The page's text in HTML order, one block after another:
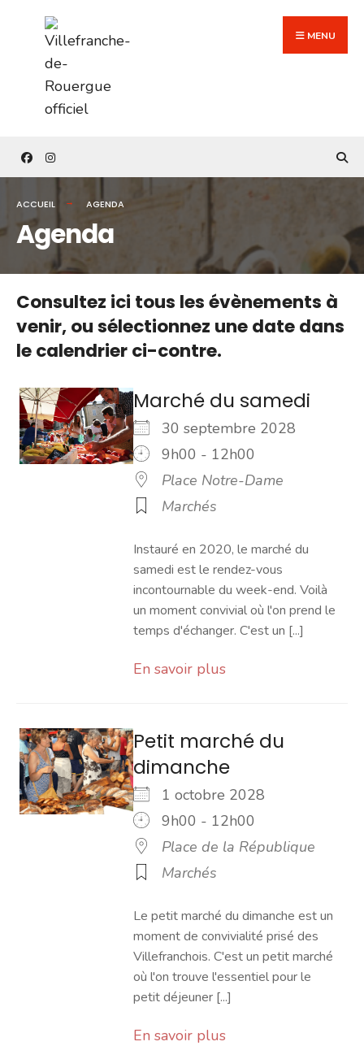
content
MENU
ACCUEIL AGENDA
Agenda
Consultez ici tous les évènements à
venir,ou sélectionnez une date dans
le calendrier ci-contre.
Marché du samedi
30 septembre 2028
9h00 - 12h00
Place Notre-Dame
Marchés
Instauré en 2020, le marché du
samedi est le rendez-vous
incontournable du week-end. Voilà
un moment convivial où l'on prend le
temps d'échanger. C'est un [...]
En savoir plus
Petit marché du
dimanche
1 octobre 2028
9h00 - 12h00
Place de la République
Marchés
Le petit marché du dimanche est un
moment de convivialité prisé des
Villefranchois. C'est un petit marché
où l'on trouve l'essentiel pour le
petit déjeuner [...]
En savoir plus
for: